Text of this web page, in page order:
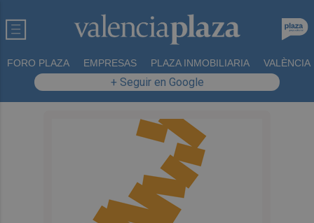
FORO PLAZA EMPRESAS PLAZA INMOBILIARIA VALÈNCIA
+ Seguir en Google